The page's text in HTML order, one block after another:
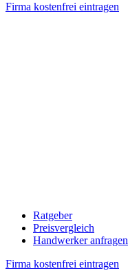
Firma kostenfrei eintragen
Ratgeber
Preisvergleich
Handwerker anfragen
Firma kostenfrei eintragen